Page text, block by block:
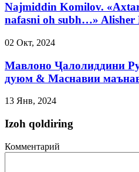
Najmiddin Komilov.
nafasni oh subh…» Alisher
02 Окт, 2024
Мавлоно Ҷалолиддини
дуюм & Маснавии
13 Янв, 2024
Izoh qoldiring
Комментарий